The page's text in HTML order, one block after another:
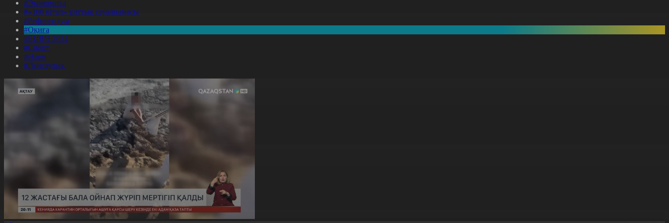
#Экономика
#«100 кітап» ұлттық сауалнамасы
#Референдум
#Оқиға
#EURO 2024
#Спорт
#Әлем
#Денсаулық